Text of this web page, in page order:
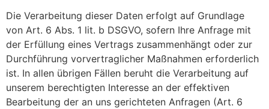
Die Verarbeitung dieser Daten erfolgt auf Grundlage
von Art. 6 Abs. 1 lit. b DSGVO, sofern Ihre Anfrage mit
der Erfüllung eines Vertrags zusammenhängt oder zur
Durchführung vorvertraglicher Maßnahmen erforderlich
ist. In allen übrigen Fällen beruht die Verarbeitung auf
unserem berechtigten Interesse an der effektiven
Bearbeitung der an uns gerichteten Anfragen (Art. 6